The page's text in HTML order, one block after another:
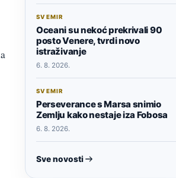
SVEMIR
Oceani su nekoć prekrivali 90
posto Venere, tvrdi novo
istraživanje
6. 8. 2026.
SVEMIR
Perseverance s Marsa snimio
Zemlju kako nestaje iza Fobosa
6. 8. 2026.
Sve novosti